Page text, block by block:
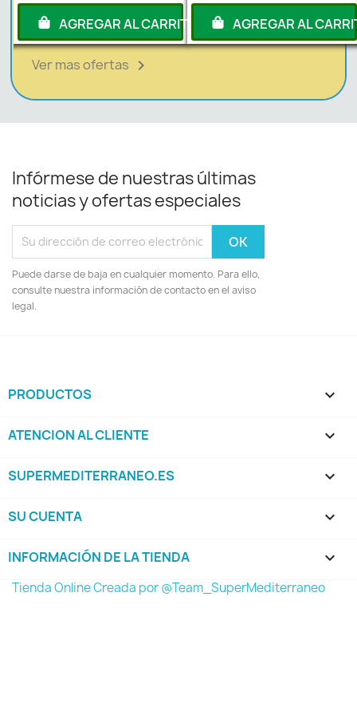
AGREGAR AL CARRITO AGREGAR AL CARRITO
Ver mas ofertas 
Infórmese de nuestras últimas
noticias y ofertas especiales
Puede darse de baja en cualquier momento. Para ello,
consulte nuestra información de contacto en el aviso
legal.
PRODUCTOS 
ATENCION AL CLIENTE 
SUPERMEDITERRANEO.ES 
SU CUENTA 
INFORMACIÓN DE LA TIENDA keyboard_arrow_down
Tienda Online Creada por @Team_SuperMediterraneo